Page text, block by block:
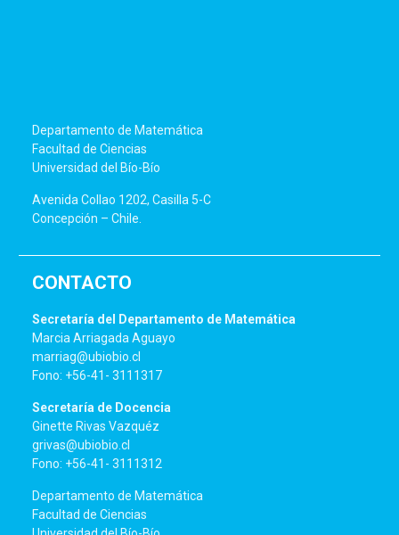
Departamento de Matemática
Facultad de Ciencias
Universidad del Bío-Bío
Avenida Collao 1202, Casilla 5-C
Concepción – Chile.
CONTACTO
Secretaría del Departamento de Matemática
Marcia Arriagada Aguayo
marriag@ubiobio.cl
Fono: +56-41- 3111317
Secretaría de Docencia
Ginette Rivas Vazquéz
grivas@ubiobio.cl
Fono: +56-41- 3111312
Departamento de Matemática
Facultad de Ciencias